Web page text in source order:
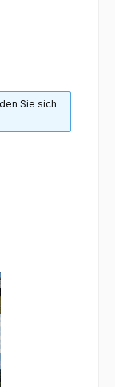
Sie sich